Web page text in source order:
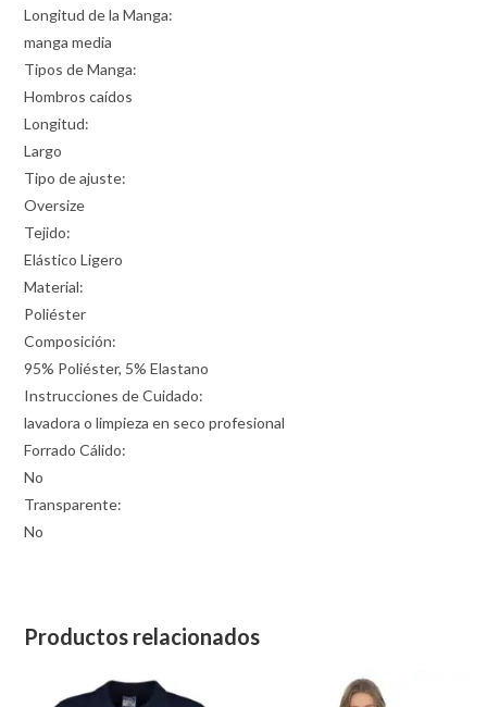
Longitud de la Manga:
manga media
Tipos de Manga:
Hombros caídos
Longitud:
Largo
Tipo de ajuste:
Oversize
Tejido:
Elástico Ligero
Material:
Poliéster
Composición:
95% Poliéster, 5% Elastano
Instrucciones de Cuidado:
lavadora o limpieza en seco profesional
Forrado Cálido:
No
Transparente:
No
Productos relacionados